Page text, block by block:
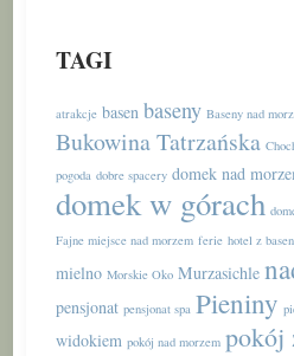
TAGI
atrakcje basen baseny Baseny nad
Bukowina Tatrzańska
pogoda dobre spacery domek nad
domek w górach
Fajne miejsce nad morzem ferie hotel z
mielno Morskie Oko Murzasichle
pensjonat pensjonat spa Pieniny
widokiem pokój nad morzem pokój